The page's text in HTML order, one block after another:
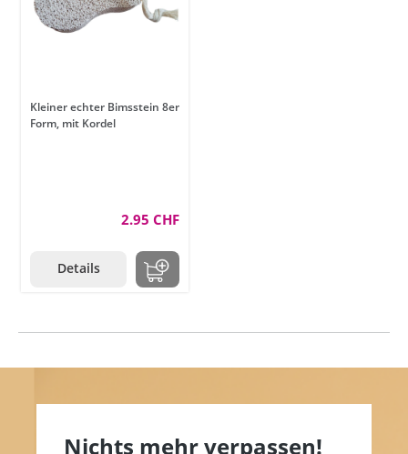
Kleiner echter Bimsstein 8er
Form, mit Kordel
2.95 CHF
Details
Nichts mehr verpassen!